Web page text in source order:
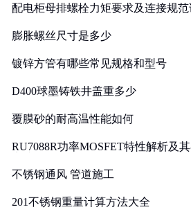
配电柜母排螺栓力矩要求及连接规
膨胀螺丝尺寸是多少
镀锌方管有哪些常见规格和型号
D400球墨铸铁井盖重多少
覆膜砂的耐高温性能如何
RU7088R功率MOSFET特性解析及
不锈钢通风 管道施工
201不锈钢重量计算方法大全